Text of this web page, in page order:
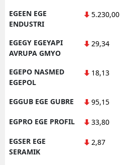
EGEEN EGE
ENDUSTRI
5.230,00
EGEGY EGEYAPI
AVRUPA GMYO
29,34
EGEPO NASMED
EGEPOL
18,13
EGGUB EGE GUBRE 95,15
EGPRO EGE PROFIL 33,80
EGSER EGE
SERAMIK
2,87